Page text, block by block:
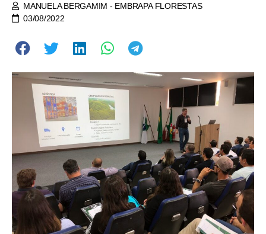
MANUELA BERGAMIM - EMBRAPA FLORESTAS
03/08/2022